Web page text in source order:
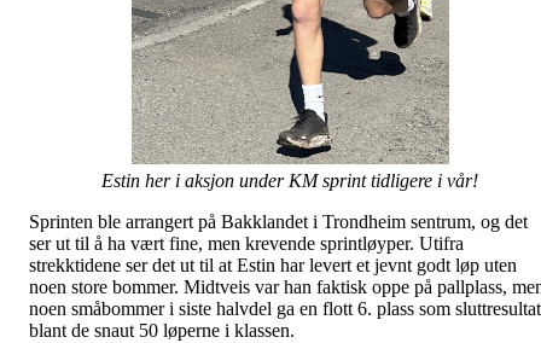
Estin her i aksjon under KM sprint tidligere i vår!
Sprinten ble arrangert på Bakklandet i Trondheim sentrum, og det
ser ut til å ha vært fine, men krevende sprintløyper. Utifra
strekktidene ser det ut til at Estin har levert et jevnt godt løp uten
noen store bommer. Midtveis var han faktisk oppe på pallplass,
noen småbommer i siste halvdel ga en flott 6. plass som sluttresultat
blant de snaut 50 løperne i klassen.